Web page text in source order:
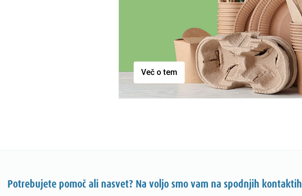
Več o tem
Potrebujete pomoč ali nasvet? Na voljo smo vam na spodnjih kontaktih